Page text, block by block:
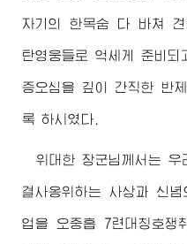
자기의 한목숨 다 바쳐
탄영웅들로 억세게 준비
증오심을 깊이 간직한 반
록 하시였다.
위대한 장군님 께서는 우
결사옹위하는 사상과 신
업을 오중흡 7련대칭호쟁